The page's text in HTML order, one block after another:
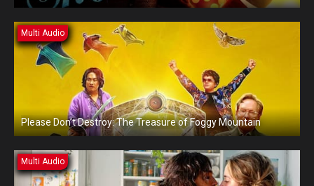
Multi Audio
Please Don’t Destroy: The Treasure of Foggy Mountain
Multi Audio